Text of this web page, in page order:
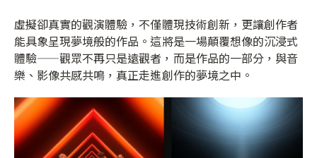
虛擬卻真實的觀演體驗，不僅體現技術創新，更讓創作者
能具象呈現夢境般的作品。這將是一場顛覆想像的沉浸式
體驗——觀眾不再只是遠觀者，而是作品的一部分，與音
樂、影像共感共鳴，真正走進創作的夢境之中。